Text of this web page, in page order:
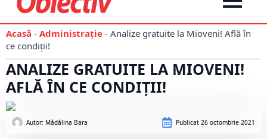
Acasă - Administraţie - Analize gratuite la Mioveni! Află în
ce condiții!
ANALIZE GRATUITE LA MIOVENI!
AFLĂ ÎN CE CONDIȚII!
Autor: Mădălina Bara Publicat 26 octombrie 2021